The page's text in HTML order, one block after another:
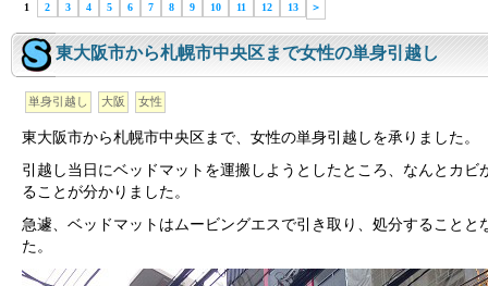
1 2 3 4 5 6 7 8 9 10 11 12 13 ＞
東大阪市から札幌市中央区まで女性の単身引越し
単身引越し 大阪 女性
東大阪市から札幌市中央区まで、女性の単身引越しを承りました。
引越し当日にベッドマットを運搬しようとしたところ、なんとカビ
ることが分かりました。
急遽、ベッドマットはムービングエスで引き取り、処分することと
た。